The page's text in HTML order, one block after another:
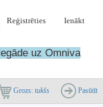
Reģistrēties Ienākt
uz Omniva
Grozs: tukšs Pasūtīt